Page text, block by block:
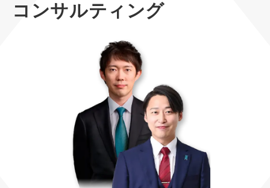
コンサルタント一覧
定額制Webマーケティング代行『マキトルくん』
定額制採用代行・RPO『トルトルくん』
営業改善特化の動画制作『動画でカリトルくん』
定額LINE運用代行『LINEマキトルくん』
オリジナルサービス
拡散付1日密着動画制作『まるごと社長』
1本無料で記事を制作『SEOトライアル』
定額制LP制作・改善『最強LP』
採用YouTubeチャンネル構築『トリトル』
オンラインサロン
YouTubeディレクター
ミッション・ビジョン・バリュー
コンサルティング